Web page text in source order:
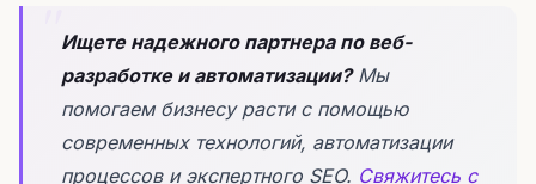
Ищете надежного партнера по веб-
разработке и автоматизации?Мы
помогаем бизнесу расти с помощью
современных технологий, автоматизации
процессов и экспертного SEO. Свяжитесь с